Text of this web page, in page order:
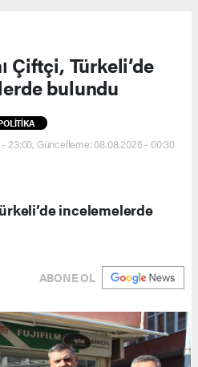
Çiftçi, Türkeli’de
bulundu
23:00, Güncelleme: 08.08.2026 - 00:30
incelemelerde
ABONE OL